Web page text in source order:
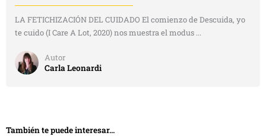
LA FETICHIZACIÓN DEL CUIDADO El comienzo de Descuida, yo
te cuido (I Care A Lot, 2020) nos muestra el modus ...
Autor
Carla Leonardi
También te puede interesar...